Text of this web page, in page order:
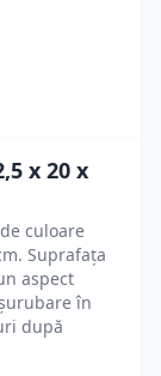
x 20 x
culoare
Suprafața
aspect
în
după